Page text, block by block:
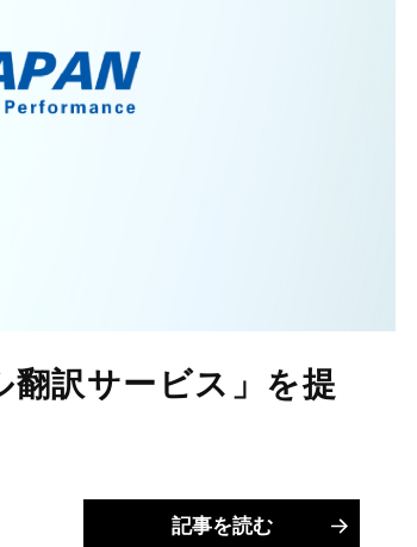
訳サービス」を提
記事を読む